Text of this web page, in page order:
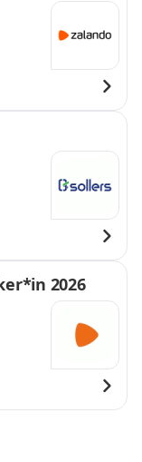
2026